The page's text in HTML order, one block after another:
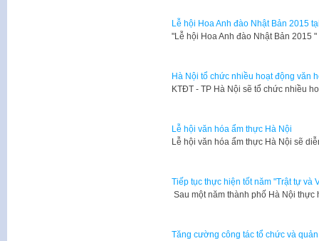
Lễ hội Hoa Anh đào Nhật Bản 2015
​"Lễ hội Hoa Anh đào Nhật Bản
Hà Nội tổ chức nhiều hoạt động văn
​KTĐT - TP Hà Nội sẽ tổ chức nhiều
Lễ hội văn hóa ẩm thực Hà Nội
Lễ hội văn hóa ẩm thực Hà Nội sẽ
Tiếp tục thực hiện tốt năm "Trật tự và
Sau một năm thành phố Hà Nội
Tăng cường công tác tổ chức và